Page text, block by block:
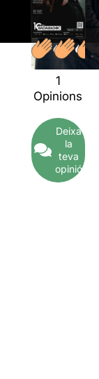
1
Opinions
Deixa
la
teva
opinió